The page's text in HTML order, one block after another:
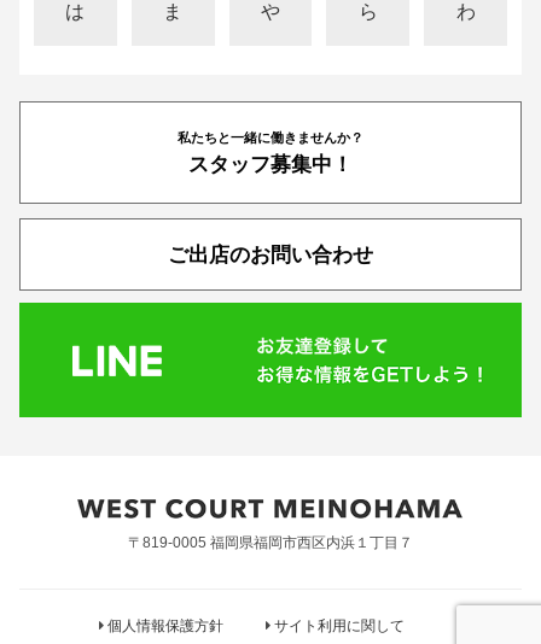
は ま や ら わ
私たちと一緒に働きませんか？
スタッフ募集中！
ご出店のお問い合わせ
〒819-0005 福岡県福岡市西区内浜１丁目７
個人情報保護方針 サイト利用に関して